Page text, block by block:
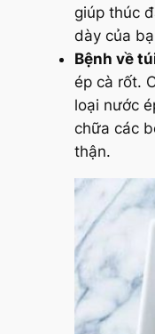
giúp thúc
dày của
Bệnh về
ép cà rốt.
loại nước
chữa các
thận.